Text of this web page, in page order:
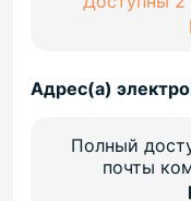
Адрес(а)
Полный
почты